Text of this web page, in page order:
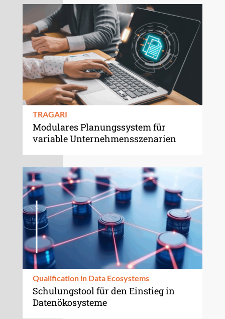
TRAGARI
Modulares Planungssystem für
variable Unternehmensszenarien
Qualification in Data Ecosystems
Schulungstool für den Einstieg in
Datenökosysteme